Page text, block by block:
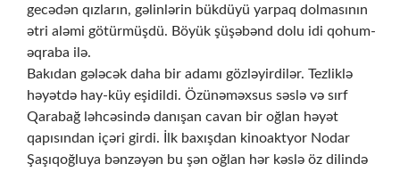
gecədən qızların, gəlinlərin bükdüyü yarpaq dolmasının
ətri aləmi götürmüşdü. Böyük şüşəbənd dolu idi qohum-
əqraba ilə.
Bakıdan gələcək daha bir adamı gözləyirdilər. Tezliklə
həyətdə hay-küy eşidildi. Özünəməxsus səslə və sırf
Qarabağ ləhcəsində danışan cavan bir oğlan həyət
qapısından içəri girdi. İlk baxışdan kinoaktyor Nodar
Şaşıqoğluya bənzəyən bu şən oğlan hər kəslə öz dilində